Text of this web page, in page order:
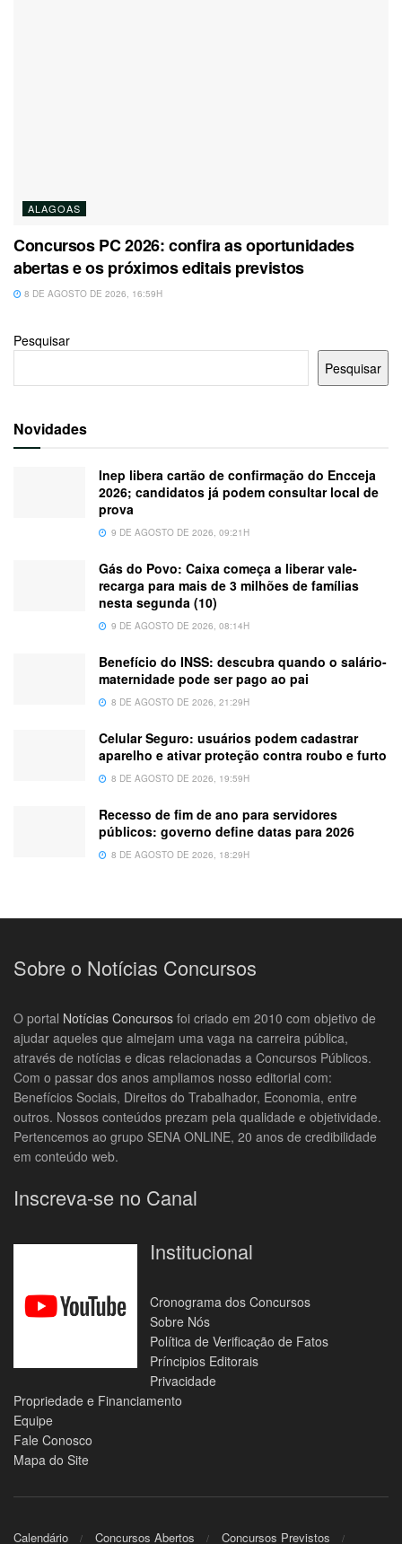
ALAGOAS
Concursos PC 2026: confira as oportunidades
abertas e os próximos editais previstos
8 DE AGOSTO DE 2026, 16:59H
Pesquisar
Pesquisar
Novidades
Inep libera cartão de confirmação do Encceja
2026; candidatos já podem consultar local de
prova
9 DE AGOSTO DE 2026, 09:21H
Gás do Povo: Caixa começa a liberar vale-
recarga para mais de 3 milhões de famílias
nesta segunda (10)
9 DE AGOSTO DE 2026, 08:14H
Benefício do INSS: descubra quando o salário-
maternidade pode ser pago ao pai
8 DE AGOSTO DE 2026, 21:29H
Celular Seguro: usuários podem cadastrar
aparelho e ativar proteção contra roubo e furto
8 DE AGOSTO DE 2026, 19:59H
Recesso de fim de ano para servidores
públicos: governo define datas para 2026
8 DE AGOSTO DE 2026, 18:29H
Sobre o Notícias Concursos
O portal Notícias Concursos foi criado em 2010 com objetivo de
ajudar aqueles que almejam uma vaga na carreira pública,
através de notícias e dicas relacionadas a Concursos Públicos.
Com o passar dos anos ampliamos nosso editorial com:
Benefícios Sociais, Direitos do Trabalhador, Economia, entre
outros. Nossos conteúdos prezam pela qualidade e objetividade.
Pertencemos ao grupo SENA ONLINE, 20 anos de credibilidade
em conteúdo web.
Inscreva-se no Canal
Institucional
Cronograma dos Concursos
Sobre Nós
Política de Verificação de Fatos
Príncipios Editorais
Privacidade
Propriedade e Financiamento
Equipe
Fale Conosco
Mapa do Site
Calendário Concursos Abertos Concursos Previstos